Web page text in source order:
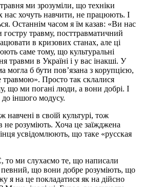
ми зрозуміли, що техніки
нас хочуть навчити, не працюють. І
Останнім часом я їм казав: «Ви нас
гостру травму, посттравматичний
в кризових станах, але ці
саме тому, що культуральні
травми в Україні і у вас інакші. У
могла б бути пов’язана з корупцією,
травмою». Просто так склалися
що ми погані люди, а вони добрі. І
іншого модусу.
навчені в своїй культурі, тож
не розуміють. Хоча це заїжджена
усвідомлюють, що таке «русская
ми слухаємо те, що написали
що вони добре розуміють, що
я на це покладатися як на дійсно